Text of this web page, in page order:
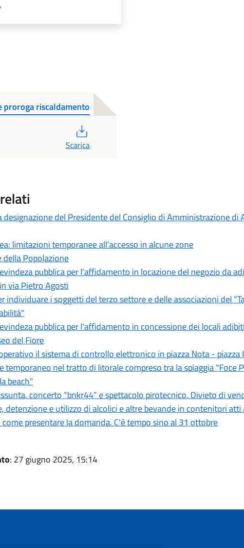
proroga riscaldamento
Scarica
designazione del Presidente del Consiglio di Amministrazione di
limitazioni temporanee all’accesso in alcune zone
della Popolazione
pubblica per l'affidamento in locazione del negozio da
via Pietro Agosti
individuare i soggetti del terzo settore e delle associazioni del
pubblica per l'affidamento in concessione dei locali
del Fiore
il sistema di controllo elettronico in piazza Nota - piazza
temporaneo nel tratto di litorale compreso tra la spiaggia "Foce
beach"
concerto “bnkr44” e spettacolo pirotecnico. Divieto di
detenzione e utilizzo di alcolici e altre bevande in contenitori
presentare la domanda. C'è tempo sino al 31 ottobre
: 27 giugno 2025, 15:14